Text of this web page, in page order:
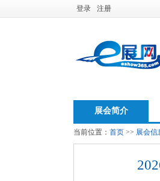
登录 注册
展会简介
当前位置： 首页 >> 展会信